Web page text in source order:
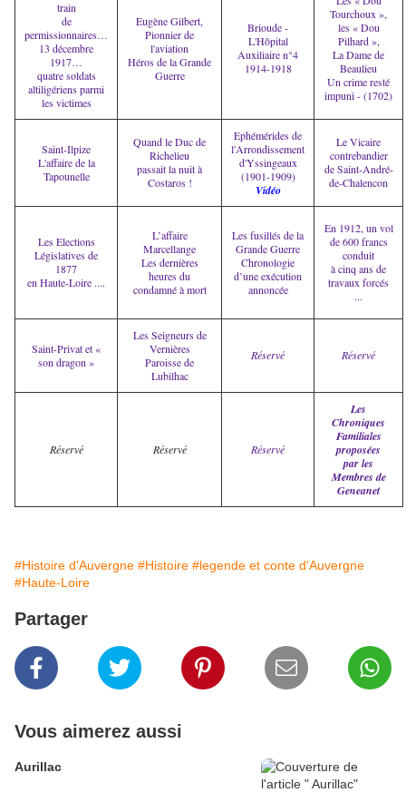
train
de
permissionnaires…
13 décembre
1917…
quatre soldats
altiligériens parmi
les victimes
Eugène Gilbert,
Pionnier de
l'aviation
Héros de la Grande
Guerre
Brioude -
L'Hôpital
Auxiliaire n°4
1914-1918
Tourchoux »,
les « Dou
Pilhard »,
La Dame de
Beaulieu
Un crime resté
impuni - (1702)
Saint-Ilpize
L'affaire de la
Tapounelle
Quand le Duc de
Richelieu
passait la nuit à
Costaros !
Ephémérides de
l'Arrondissement
d'Yssingeaux
(1901-1909)
Vidéo
Le Vicaire
contrebandier
de Saint-André-
de-Chalencon
Les Elections
Législatives de
1877
en Haute-Loire ....
L’affaire
Marcellange
Les dernières
heures du
condamné à mort
Les fusillés de la
Grande Guerre
Chronologie
d’une exécution
annoncée
En 1912, un vol
de 600 francs
conduit
à cinq ans de
travaux forcés
...
Saint-Privat et «
son dragon »
Les Seigneurs de
Vernières
Paroisse de
Lubilhac
Réservé Réservé
Réservé Réservé Réservé
Les
Chroniques
Familiales
proposées
par les
Membres de
Geneanet
#Histoire d'Auvergne #Histoire #legende et conte d'Auvergne
#Haute-Loire
Partager
Vous aimerez aussi
Aurillac